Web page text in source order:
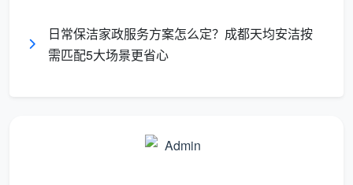
成都家政市场的人员技能分级体系，常规保洁员标准服
务参考在各地30元到50元/小时区间内属于通货行情，
需常态户型），单次日常保洁最佳服务工时在4小时左
日常保洁家政服务方案怎么定？成都天均安洁按
需匹配5大场景更省心